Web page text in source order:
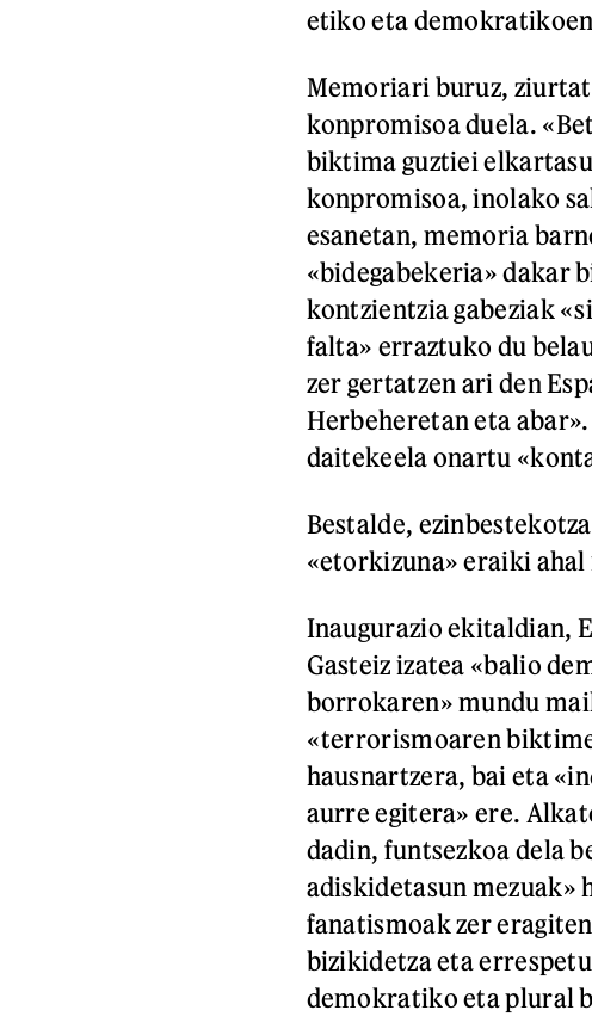
etiko eta
Memoriari buruz,
konpromisoa duela.
biktima guztiei
konpromisoa, inolako
esanetan, memoria
«bidegabekeria» dakar
kontzientzia gabeziak
falta» erraztuko du
zer gertatzen ari den
Herbeheretan eta
daitekeela onartu
Bestalde,
«etorkizuna» eraiki ahal
Inaugurazio ekitaldian,
Gasteiz izatea «balio
borrokaren» mundu
«terrorismoaren
hausnartzera, bai eta
aurre egitera» ere.
dadin, funtsezkoa dela
adiskidetasun mezuak»
fanatismoak zer
bizikidetza eta
demokratiko eta plural